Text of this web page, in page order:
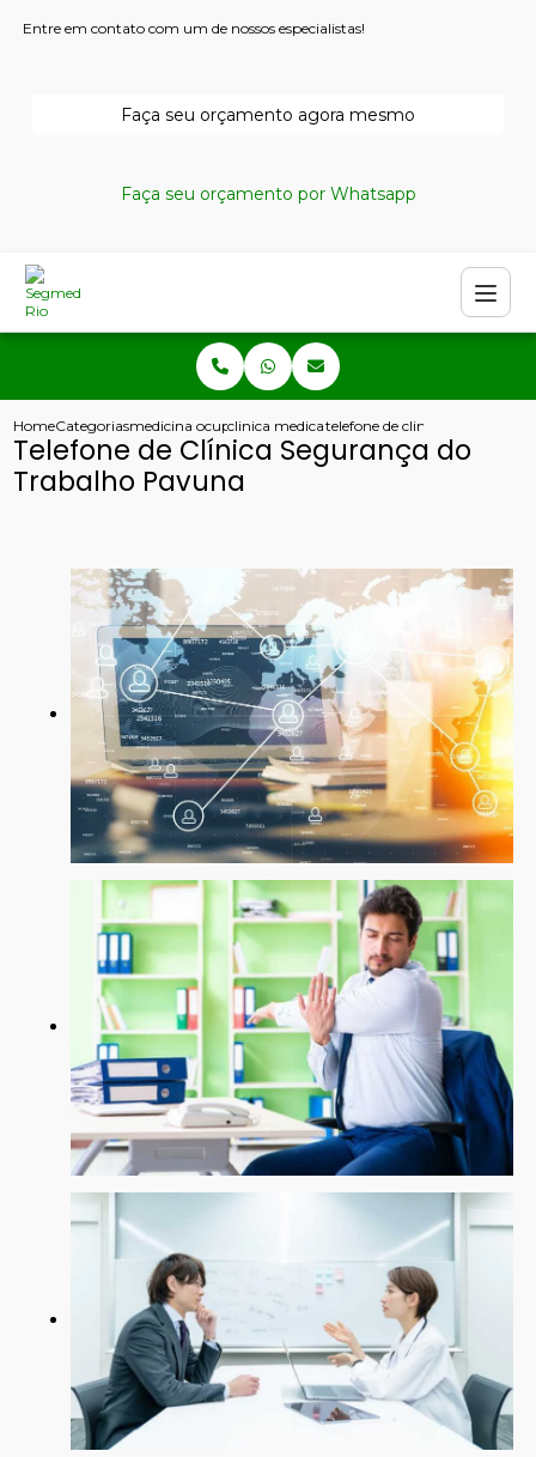
Entre em contato com um de nossos especialistas!
Faça seu orçamento agora mesmo
Faça seu orçamento por Whatsapp
HomeCategoriasmedicina ocupacionalclinica medica do trabalhotelefone de clinica seguranca
Telefone de Clínica Segurança do
Trabalho Pavuna